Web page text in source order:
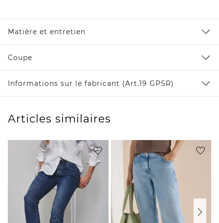
Matière et entretien
Coupe
Informations sur le fabricant (Art.19 GPSR)
Articles similaires